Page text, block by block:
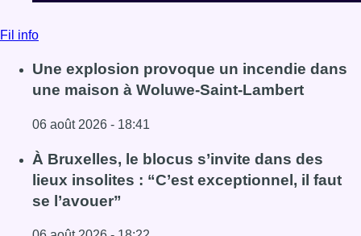
Fil info
Une explosion provoque un incendie dans
une maison à Woluwe-Saint-Lambert
06 août 2026 - 18:41
Lire l'article Une explosion provoque un incendie dans
À Bruxelles, le blocus s’invite dans des
lieux insolites : “C’est exceptionnel, il faut
se l’avouer”